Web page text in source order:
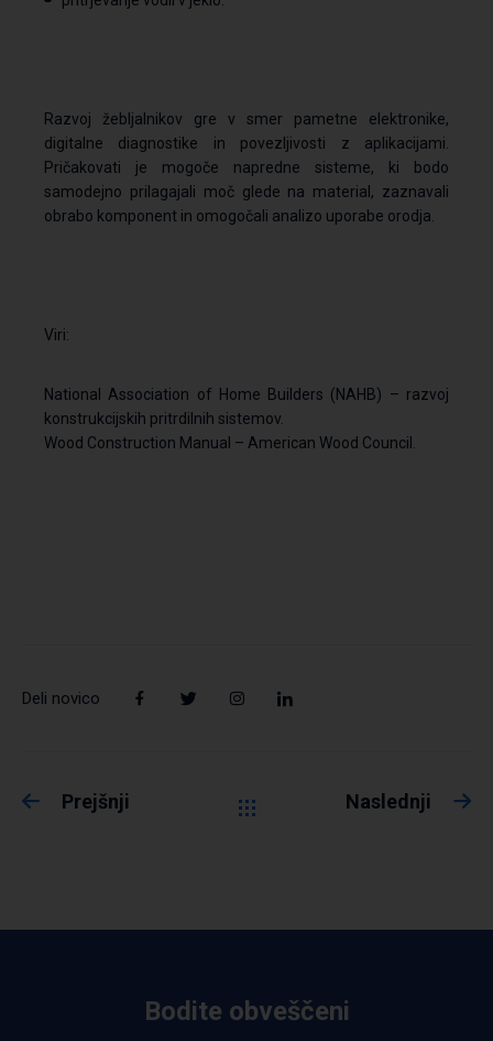
Razvoj žebljalnikov gre v smer pametne elektronike,
digitalne diagnostike in povezljivosti z aplikacijami.
Pričakovati je mogoče napredne sisteme, ki bodo
samodejno prilagajali moč glede na material, zaznavali
obrabo komponent in omogočali analizo uporabe orodja.
Viri:
National Association of Home Builders (NAHB) – razvoj
konstrukcijskih pritrdilnih sistemov.
Wood Construction Manual – American Wood Council.
Deli novico
Prejšnji Naslednji
Bodite obveščeni